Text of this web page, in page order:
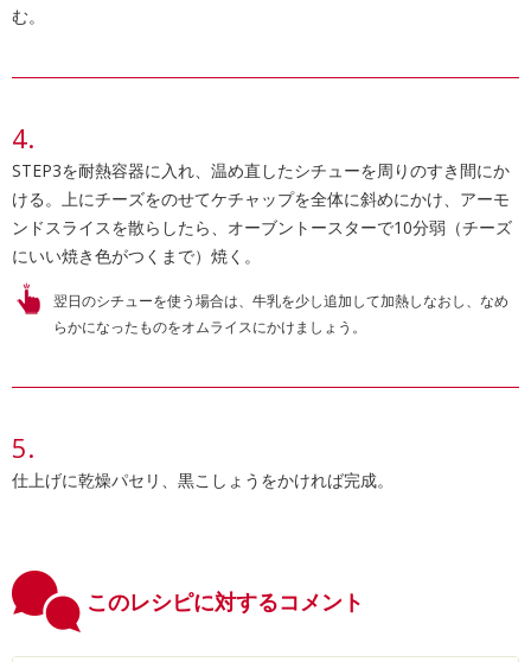
む。
STEP3を耐熱容器に入れ、温め直したシチューを周りのすき間にか
ける。上にチーズをのせてケチャップを全体に斜めにかけ、アーモ
ンドスライスを散らしたら、オーブントースターで10分弱（チーズ
にいい焼き色がつくまで）焼く。
翌日のシチューを使う場合は、牛乳を少し追加して加熱しなおし、なめ
らかになったものをオムライスにかけましょう。
仕上げに乾燥パセリ、黒こしょうをかければ完成。
このレシピに対するコメント